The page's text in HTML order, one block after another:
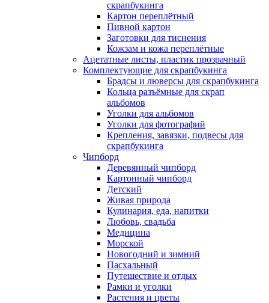
скрапбукинга
Картон переплётный
Пивной картон
Заготовки для тиснения
Кожзам и кожа переплётные
Ацетатные листы, пластик прозрачный
Комплектующие для скрапбукинга
Брадсы и люверсы для скрапбукинга
Кольца разъёмные для скрап
альбомов
Уголки для альбомов
Уголки для фотографий
Крепления, завязки, подвесы для
скрапбукинга
Чипборд
Деревянный чипборд
Картонный чипборд
Детский
Живая природа
Кулинария, еда, напитки
Любовь, свадьба
Медицина
Морской
Новогодний и зимний
Пасхальный
Путешествие и отдых
Рамки и уголки
Растения и цветы